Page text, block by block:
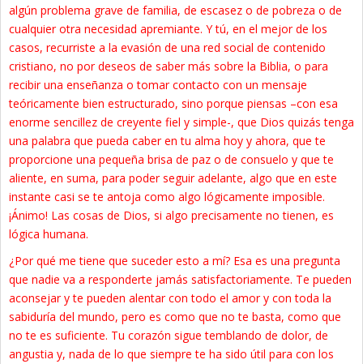
algún problema grave de familia, de escasez o de pobreza o de
cualquier otra necesidad apremiante. Y tú, en el mejor de los
casos, recurriste a la evasión de una red social de contenido
cristiano, no por deseos de saber más sobre la Biblia, o para
recibir una enseñanza o tomar contacto con un mensaje
teóricamente bien estructurado, sino porque piensas –con esa
enorme sencillez de creyente fiel y simple-, que Dios quizás tenga
una palabra que pueda caber en tu alma hoy y ahora, que te
proporcione una pequeña brisa de paz o de consuelo y que te
aliente, en suma, para poder seguir adelante, algo que en este
instante casi se te antoja como algo lógicamente imposible.
¡Ánimo! Las cosas de Dios, si algo precisamente no tienen, es
lógica humana.
¿Por qué me tiene que suceder esto a mí? Esa es una pregunta
que nadie va a responderte jamás satisfactoriamente. Te pueden
aconsejar y te pueden alentar con todo el amor y con toda la
sabiduría del mundo, pero es como que no te basta, como que
no te es suficiente. Tu corazón sigue temblando de dolor, de
angustia y, nada de lo que siempre te ha sido útil para con los